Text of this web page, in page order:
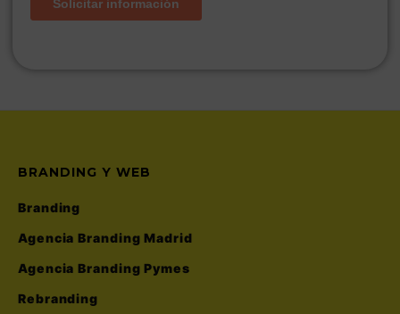
BRANDING Y WEB
Branding
Agencia Branding Madrid
Agencia Branding Pymes
Rebranding